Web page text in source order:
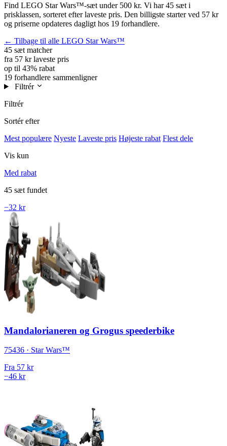
Find LEGO Star Wars™-sæt under 500 kr. Vi har 45 sæt i
prisklassen, sorteret efter laveste pris. Den billigste starter ved 57 kr
og priserne opdateres dagligt hos 19 forhandlere.
← Tilbage til alle LEGO Star Wars™
45 sæt matcher
fra 57 kr laveste pris
op til 43% rabat
19 forhandlere sammenligner
Filtrér
Filtrér
Sortér efter
Mest populære Nyeste Laveste pris Højeste rabat Flest dele
Vis kun
Med rabat
45 sæt fundet
−32 kr
Mandalorianeren og Grogus speederbike
75436 · Star Wars™
Fra 57 kr
−46 kr